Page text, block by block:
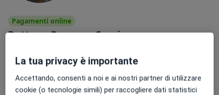
Pagamenti online
Dott.ssa Rosanna Cuccia
38 recensioni
Piazza Enrico Toti 15, Torino•Mappa
Studio Rosanna Cuccia Torino presso MM STUDIO
La tua privacy è importante
Accettando, consenti a noi e ai nostri partner di utilizzare
cookie (o tecnologie simili) per raccogliere dati statistici